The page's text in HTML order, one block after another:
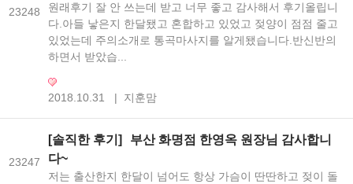
23248
원래후기 잘 안 쓰는데 받고 너무 좋고 감사해서 후기올립니
다.아들 낳은지 한달됐고 혼합하고 있었고 젖양이 점점 줄고
있었는데 주의소개로 통곡마사지를 알게됐습니다.반신반의
하면서 받았습...
2018.10.31 | 지훈맘
23247
[솔직한 후기]
부산 화명점 한영옥 원장님 감사합니
다~
저는 출산한지 한달이 넘어도 항상 가슴이 딴딴하고 젖이 돌